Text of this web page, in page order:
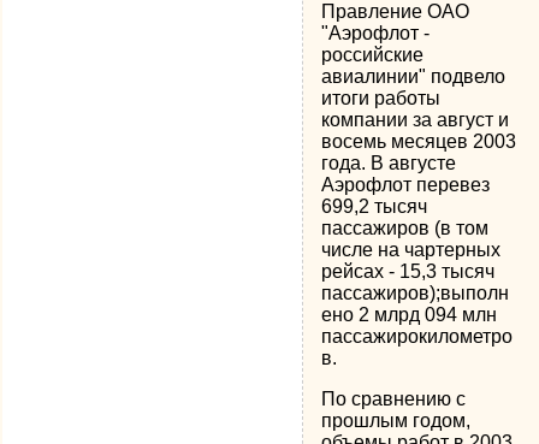
Правление ОАО
"Аэрофлот -
российские
авиалинии" подвело
итоги работы
компании за август и
восемь месяцев 2003
года. В августе
Аэрофлот перевез
699,2 тысяч
пассажиров (в том
числе на чартерных
рейсах - 15,3 тысяч
пассажиров);выполн
ено 2 млрд 094 млн
пассажирокилометро
в.
По сравнению с
прошлым годом,